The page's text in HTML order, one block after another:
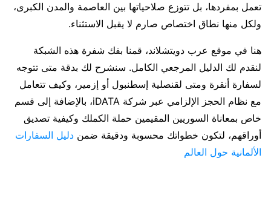
تعمل بمفردها، بل تتوزع صلاحياتها بين العاصمة والمدن الكبرى،
ولكل منها نطاق اختصاص صارم لا يقبل الاستثناء.
هنا في موقع عرب دويتشلاند، قمنا بفك شفرة هذه الشبكة
لنقدم لك الدليل المرجعي الكامل. سنشرح لك بدقة متى تتوجه
لسفارة أنقرة ومتى لقنصلية إسطنبول أو إزمير، وكيف تتعامل
مع نظام الحجز الإلزامي عبر شركة iDATA، بالإضافة إلى قسم
خاص بمعاناة السوريين المقيمين حملة الكملك وكيفية تصديق
أوراقهم، لتكون خطواتك محسوبة ودقيقة ضمن دليل السفارات
الألمانية حول العالم